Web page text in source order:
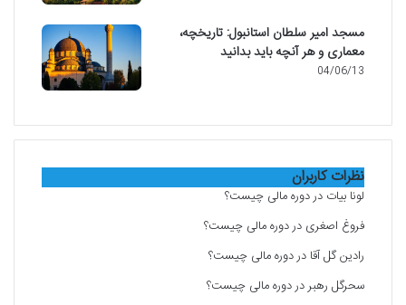
مسجد امیر سلطان استانبول: تاریخچه،
معماری و هر آنچه باید بدانید
04/06/13
نظرات کاربران
لونا بیات دردوره مالی چیست؟
فروغ اصغری دردوره مالی چیست؟
رادین گل آقا دردوره مالی چیست؟
سحرگل رهبردردوره مالی چیست؟